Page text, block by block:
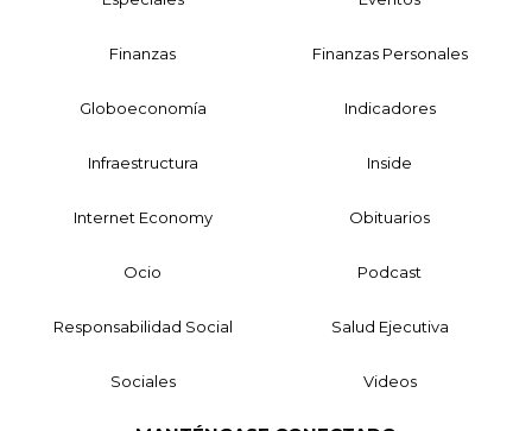
Finanzas Finanzas Personales
Globoeconomía Indicadores
Infraestructura Inside
Internet Economy Obituarios
Ocio Podcast
Responsabilidad Social Salud Ejecutiva
Sociales Videos